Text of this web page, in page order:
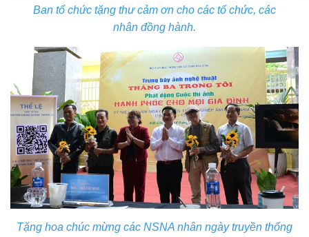
Ban tổ chức tặng thư cảm ơn cho các tổ chức, các
nhân đồng hành.
Tặng hoa chúc mừng các NSNA nhân ngày truyền thống